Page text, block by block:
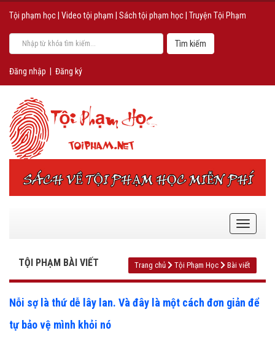
Tội phạm học Video tội phạm Sách tội phạm học Truyện Tội Phạm
Đăng nhập Đăng ký
TỘI PHẠM BÀI VIẾT Trang chủ Tội Phạm Học Bài viết
Nỗi sợ là thứ dễ lây lan. Và đây là một cách đơn giản để
tự bảo vệ mình khỏi nó